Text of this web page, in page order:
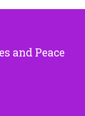
and Peace